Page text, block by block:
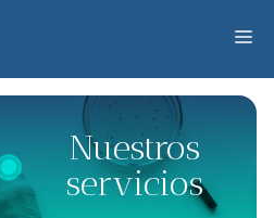
Nuestros
servicios